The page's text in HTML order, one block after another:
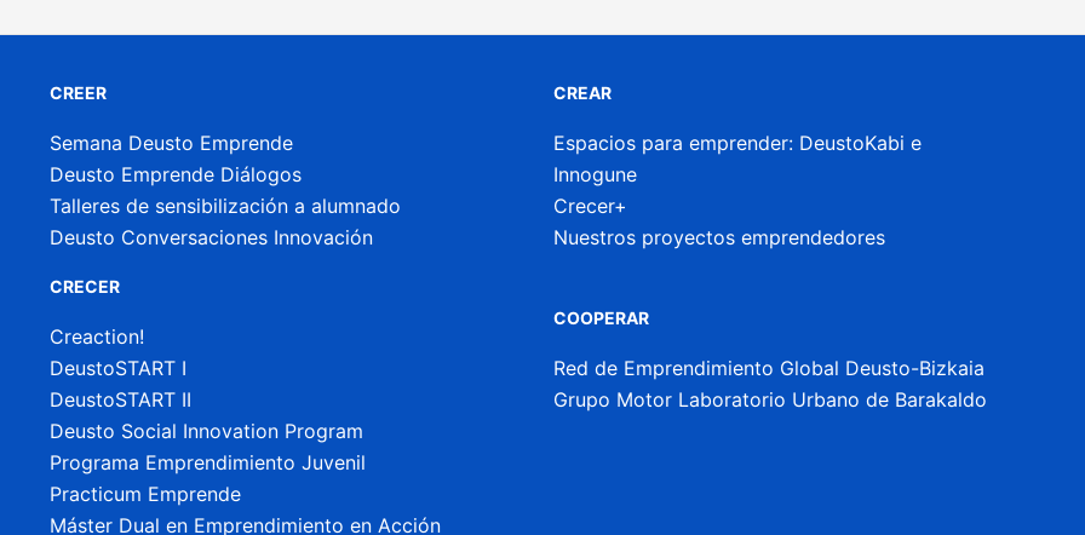
CREER
Semana Deusto Emprende
Deusto Emprende Diálogos
Talleres de sensibilización a alumnado
Deusto Conversaciones Innovación
CRECER
Creaction!
DeustoSTART I
DeustoSTART II
Deusto Social Innovation Program
Programa Emprendimiento Juvenil
Practicum Emprende
Máster Dual en Emprendimiento en Acción
CREAR
Espacios para emprender: DeustoKabi e
Innogune
Crecer+
Nuestros proyectos emprendedores
COOPERAR
Red de Emprendimiento Global Deusto-Bizkaia
Grupo Motor Laboratorio Urbano de Barakaldo